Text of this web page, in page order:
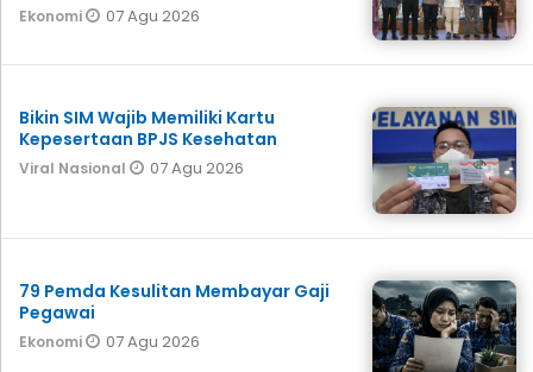
Ekonomi 07 Agu 2026
Bikin SIM Wajib Memiliki Kartu
Kepesertaan BPJS Kesehatan
Viral Nasional 07 Agu 2026
79 Pemda Kesulitan Membayar Gaji
Pegawai
Ekonomi 07 Agu 2026